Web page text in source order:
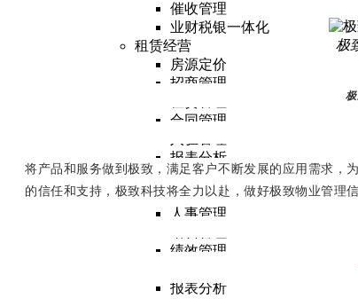
催收管理
业财税银一体化
租赁经营
房源定价
招商管理
合同管理
报表分析
人力共享
招聘管理
人事管理
绩效管理
报表分析
极
将产品和服务做到极致，满足客户不断发展的应用需求，
的信任和支持，极致科技将全力以赴，做好极致物业管理